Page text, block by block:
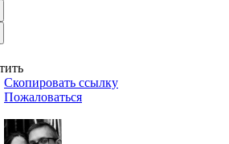
Скопировать ссылку
Пожаловаться